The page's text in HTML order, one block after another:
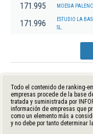
171.995 MOESIA
171.996
ESTUDIO LA
SL.
Todo el contenido de ranking-
empresas procede de la base
tratada y suministrada por
información de empresas que
como un elemento más a
y no debe por tanto determinar